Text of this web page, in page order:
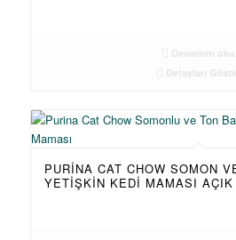
Devamını oku
Detayları
PURINA CAT CHOW SOMON
YETIŞKIN KEDI MAMASI AÇIK